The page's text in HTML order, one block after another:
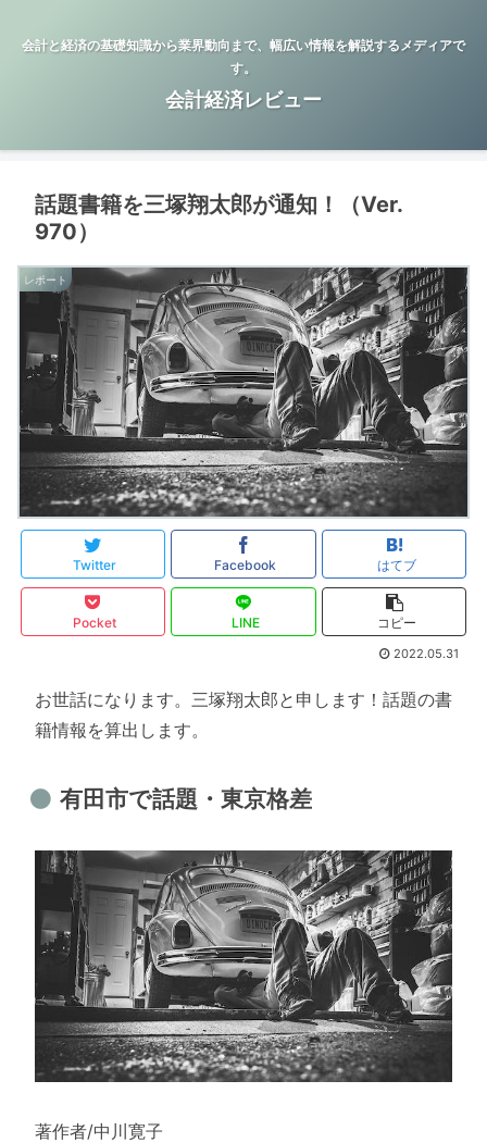
会計と経済の基礎知識から業界動向まで、幅広い情報を解説するメディアで
す。
会計経済レビュー
話題書籍を三塚翔太郎が通知！（Ver.
970）
レポート
Twitter Facebook はてブ
Pocket LINE コピー
2022.05.31
お世話になります。三塚翔太郎と申します！話題の書
籍情報を算出します。
有田市で話題・東京格差
著作者/中川寛子